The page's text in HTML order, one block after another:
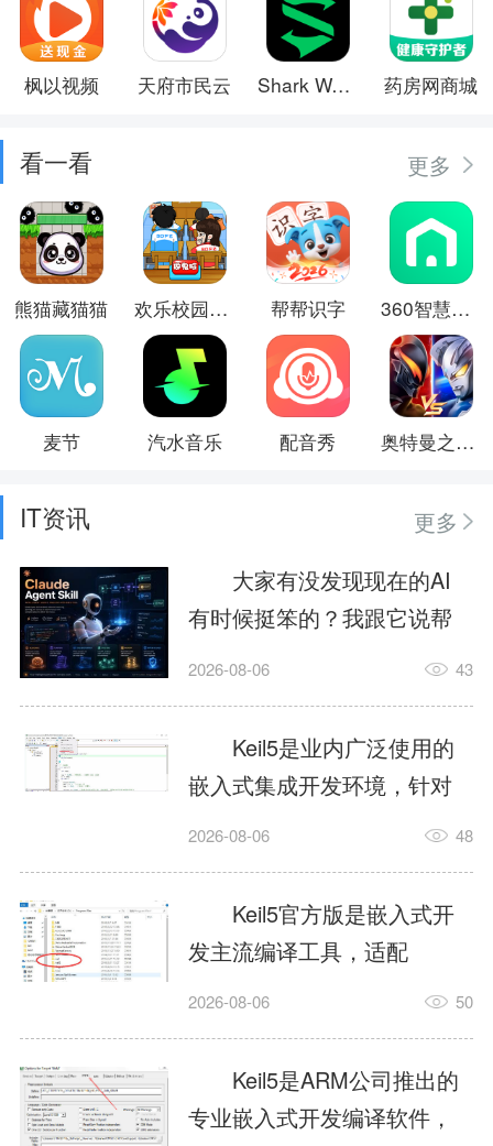
枫以视频 天府市民云 Shark Wear 药房网商城
看一看 更多
熊猫藏猫猫 欢乐校园游戏 帮帮识字 360智慧生活
麦节 汽水音乐 配音秀 奥特曼之热血格斗
IT资讯
更多
大家有没发现现在的AI
有时候挺笨的？我跟它说帮
我订个明天早上的闹钟，它
这样？因为AI，就是个只会
耍嘴皮子的书呆子。它脑子
里有海量知识，但没有真正
激发出来实力。而
AgentSkill，就是给AI大脑装
上的一双机械手，它真的能
解决很多问题。1什么是
AgentSkillSkill指...
2026-08-06 43
Keil5是业内广泛使用的
嵌入式集成开发环境，针对
ARM、51内核单片机提供编
力，代码编译稳定，调试工
具成熟，大量开源项目基于
该平台开发。新项目需要单
独下载对应芯片支持包，新
手配置难度较高，正版商业
授权费用不菲，未授权版本
存在程序容量限制，适合硬
2026-08-06 48
Keil5官方版是嵌入式开
发主流编译工具，适配
STM32、51单片机等多款芯
在线调试、代码仿真，兼容
众多厂商芯片安装包。软件
需要手动添加器件库，初次
2026-08-06 50
Keil5是ARM公司推出的
专业嵌入式开发编译软件，